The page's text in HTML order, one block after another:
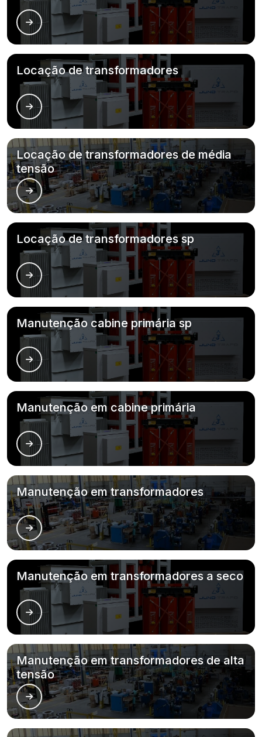
Locação de transformadores
Locação de transformadores de média
tensão
Locação de transformadores sp
Manutenção cabine primária sp
Manutenção em cabine primária
Manutenção em transformadores
Manutenção em transformadores a seco
Manutenção em transformadores de alta
tensão